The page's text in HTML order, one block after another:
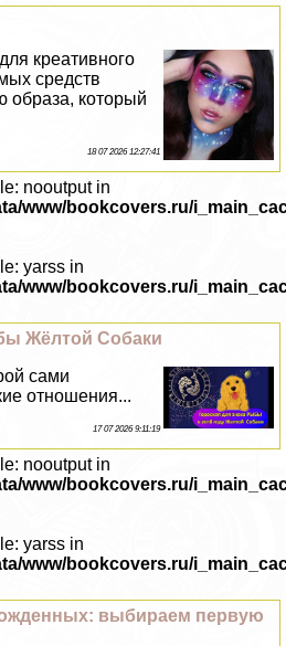
креативного
средств
образа, который
18 07 2026 12:27:41
nooutput in
www/bookcovers.ru/
yarss in
www/bookcovers.ru/
Жёлтой Собаки
сами
отношения...
17 07 2026 9:11:19
nooutput in
www/bookcovers.ru/
yarss in
www/bookcovers.ru/
выбираем первую